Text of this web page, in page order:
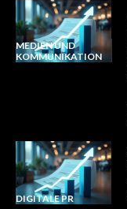
MEDIEN UND
KOMMUNIKATION
DIGITALE PR